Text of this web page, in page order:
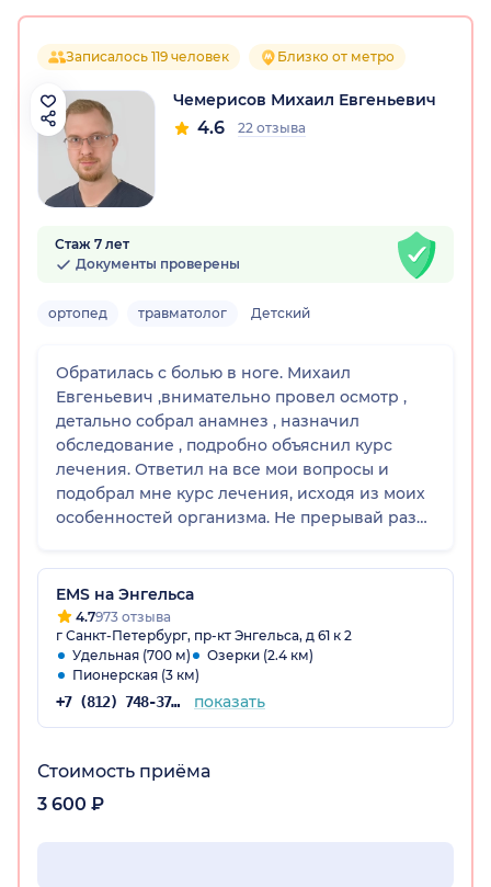
Записалось 119 человек Близко от метро
Чемерисов Михаил Евгеньевич
4.6 22 отзыва
Стаж 7 лет
Документы проверены
ортопед травматолог Детский
Обратилась с болью в ноге. Михаил
Евгеньевич ,внимательно провел осмотр ,
детально собрал анамнез , назначил
обследование , подробно объяснил курс
лечения. Ответил на все мои вопросы и
подобрал мне курс лечения, исходя из моих
особенностей организма. Не прерывай раз
Огромное спасибо, за профессиональный и
человеческий подход к пациентам. Врача
рекомендую
EMS на Энгельса
4.7973 отзыва
г Санкт-Петербург, пр-кт Энгельса, д 61 к 2
Удельная (700 м)
Озерки (2.4 км)
Пионерская (3 км)
+7 (812) 748-37-16 показать
Стоимость приёма
3 600 ₽